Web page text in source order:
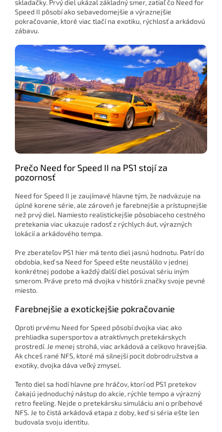
skladačky. Prvý diel ukázal základný smer, zatiaľ čo Need for
Speed II pôsobí ako sebavedomejšie a výraznejšie
pokračovanie, ktoré viac tlačí na exotiku, rýchlosť a arkádovú
zábavu.
Prečo Need for Speed II na PS1 stojí za
pozornosť
Need for Speed II je zaujímavé hlavne tým, že nadväzuje na
úplné korene série, ale zároveň je farebnejšie a prístupnejšie
než prvý diel. Namiesto realistickejšie pôsobiaceho cestného
pretekania viac ukazuje radosť z rýchlych áut, výrazných
lokácií a arkádového tempa.
Pre zberateľov PS1 hier má tento diel jasnú hodnotu. Patrí do
obdobia, keď sa Need for Speed ešte neustálilo v jednej
konkrétnej podobe a každý ďalší diel posúval sériu iným
smerom. Práve preto má dvojka v histórii značky svoje pevné
miesto.
Farebnejšie a exotickejšie pokračovanie
Oproti prvému Need for Speed pôsobí dvojka viac ako
prehliadka supersportov a atraktívnych pretekárskych
prostredí. Je menej strohá, viac arkádová a celkovo hravejšia.
Ak chceš rané NFS, ktoré má silnejší pocit dobrodružstva a
exotiky, dvojka dáva veľký zmysel.
Tento diel sa hodí hlavne pre hráčov, ktorí od PS1 pretekov
čakajú jednoduchý nástup do akcie, rýchle tempo a výrazný
retro feeling. Nejde o pretekársku simuláciu ani o príbehové
NFS. Je to čistá arkádová etapa z doby, keď si séria ešte len
budovala svoju identitu.